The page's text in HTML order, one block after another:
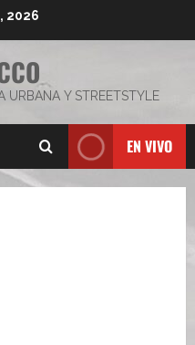
2026
URBANA Y STREETSTYLE
EN VIVO